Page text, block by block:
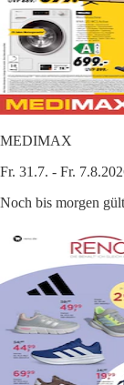
MEDIMAX
Fr. 31.7. - Fr.
Noch bis morgen